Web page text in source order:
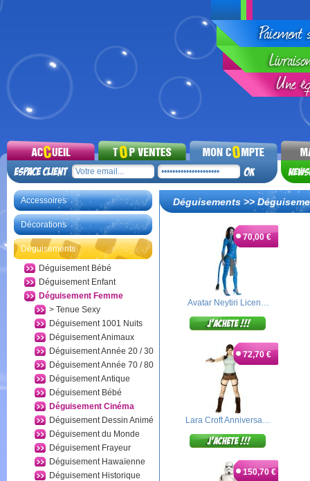
Accessoires
Décorations
Déguisements
Déguisement Bébé
Déguisement Enfant
Déguisement Femme
> Tenue Sexy
Déguisement 1001 Nuits
Déguisement Animaux
Déguisement Année 20 / 30
Déguisement Année 70 / 80
Déguisement Antique
Déguisement Bébé
Déguisement Cinéma
Déguisement Dessin Animé
Déguisement du Monde
Déguisement Frayeur
Déguisement Hawaïenne
Déguisement Historique
Déguisements >>
Avatar Neytiri Licen…
70,00 €
Lara Croft Anniversa…
72,70 €
150,70 €